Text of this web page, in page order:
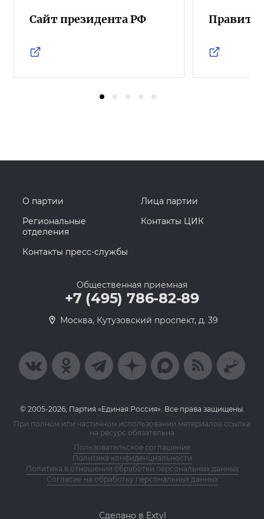
Сайт президента РФ
О партии
Лица партии
Региональные
отделения
Контакты ЦИК
Контакты пресс-службы
Общественная приемная
+7 (495) 786-82-89
Москва, Кутузовский проспект, д. 39
© 2005-2026, Партия «Единая Россия». Все права защищены.
При полном или частичном использовании материалов ссылка
на ресурс обязательна
Пользовательское соглашение
Политика конфиденциальности
Политика в отношении обработки персональных данных
Согласие на обработку персональных данных
Сделано в Extyl